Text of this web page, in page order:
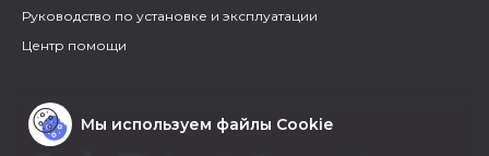
Руководство по установке и эксплуатации
Центр помощи
Мы используем файлы Cookie